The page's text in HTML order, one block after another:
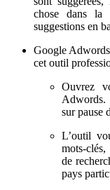
chose dans la
suggestions en
Google
cet outil
Ouvrez
Adwords.
sur pause
L’outil
mots-
de
pays